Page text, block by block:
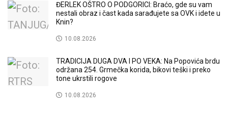
ĐERLEK OŠTRO O PODGORICI: Braćo, gde su vam
nestali obraz i čast kada sarađujete sa OVK i idete u
Knin?
10.08.2026
TRADICIJA DUGA DVA I PO VEKA: Na Popovića brdu
održana 254. Grmečka korida, bikovi teški i preko
tone ukrstili rogove
10.08.2026